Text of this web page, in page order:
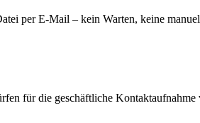
per E-Mail – kein Warten, keine
für die geschäftliche Kontaktaufnahme